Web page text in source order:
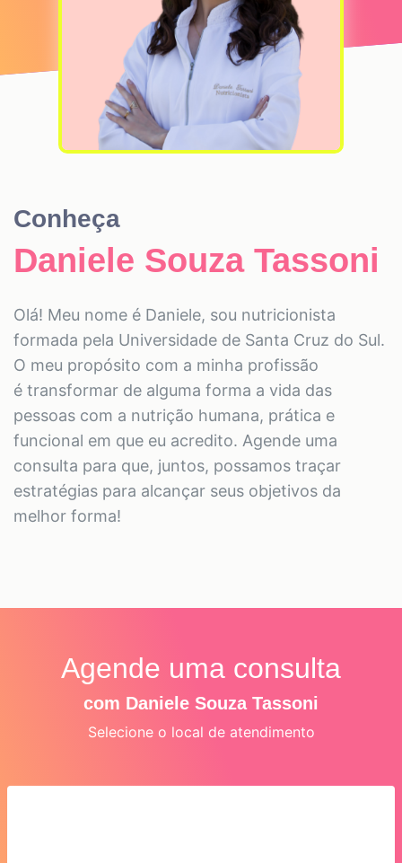
Conheça
Daniele Souza Tassoni
Olá! Meu nome é Daniele, sou nutricionista
formada pela Universidade de Santa Cruz do Sul.
O meu propósito com a minha profissão
é transformar de alguma forma a vida das
pessoas com a nutrição humana, prática e
funcional em que eu acredito. Agende uma
consulta para que, juntos, possamos traçar
estratégias para alcançar seus objetivos da
melhor forma!
Agende uma consulta
com Daniele Souza Tassoni
Selecione o local de atendimento